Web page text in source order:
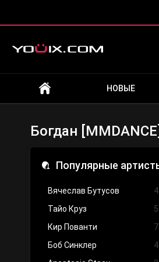
НОВЫЕ
Популярные
Вячеслав Бутусов
4
Тайо Круз
5
Кир Пованти
7
Боб Синклер
4
Богдан